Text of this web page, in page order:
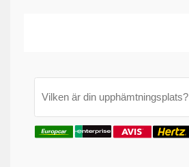
Vilken är din upphämtningsplats?